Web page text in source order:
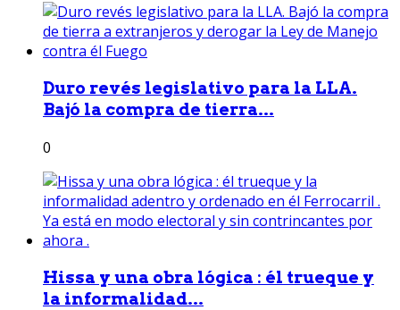
Duro revés legislativo para la LLA.
Bajó la compra de tierra...
0
Hissa y una obra lógica : él trueque y
la informalidad...